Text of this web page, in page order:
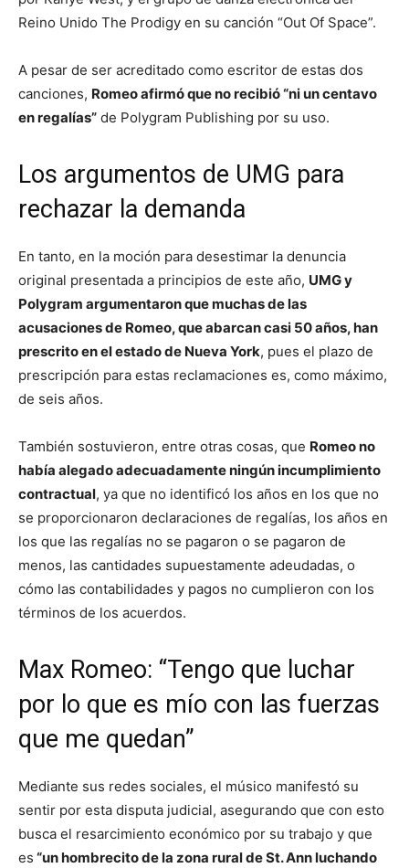
Reino Unido The Prodigy en su canción “Out Of Space”.
A pesar de ser acreditado como escritor de estas dos
canciones, Romeo afirmó que no recibió “ni un centavo
en regalías” de Polygram Publishing por su uso.
Los argumentos de UMG para
rechazar la demanda
En tanto, en la moción para desestimar la denuncia
original presentada a principios de este año, UMG y
Polygram argumentaron que muchas de las
acusaciones de Romeo, que abarcan casi 50 años, han
prescrito en el estado de Nueva York, pues el plazo de
prescripción para estas reclamaciones es, como máximo,
de seis años.
También sostuvieron, entre otras cosas, que Romeo no
había alegado adecuadamente ningún incumplimiento
contractual, ya que no identificó los años en los que no
se proporcionaron declaraciones de regalías, los años en
los que las regalías no se pagaron o se pagaron de
menos, las cantidades supuestamente adeudadas, o
cómo las contabilidades y pagos no cumplieron con los
términos de los acuerdos.
Max Romeo: “Tengo que luchar
por lo que es mío con las fuerzas
que me quedan”
Mediante sus redes sociales, el músico manifestó su
sentir por esta disputa judicial, asegurando que con esto
busca el resarcimiento económico por su trabajo y que
es “un hombrecito de la zona rural de St. Ann luchando